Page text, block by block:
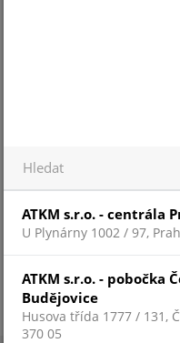
ATKM s.r.o. - centrála
U Plynárny 1002 / 97,
ATKM s.r.o. - pobočka
Budějovice
Husova třída 1777 / 131,
370 05